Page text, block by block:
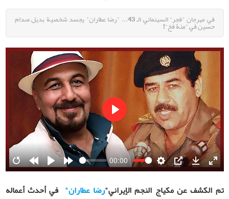
في مهرجان "فجر" السينمائي الـ 43... "رضا عطاران" يجسد شخصية بديل صدام
حسين في "مئة فخ"!
RestartRewindPlay Forward
00:00
Settings
PIP Download
Play
تم الكشف عن مكياج النجم الإيراني"رضا عطاران" في أحدث أعماله